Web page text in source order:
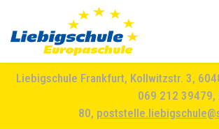
Liebigschule Frankfurt, Kollwitzstr. 3,
069 212 39479,
80,